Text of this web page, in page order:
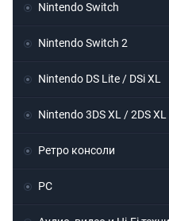
Nintendo Switch
Nintendo Switch 2
Nintendo DS Lite / DSi XL
Nintendo 3DS XL / 2DS XL
Ретро консоли
PC